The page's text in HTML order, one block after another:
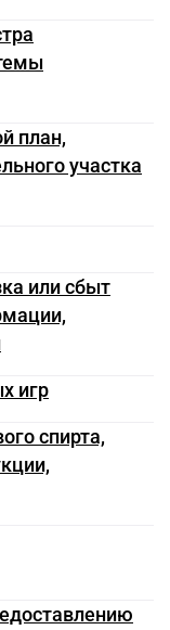
план,
участка
или сбыт
игр
спирта,